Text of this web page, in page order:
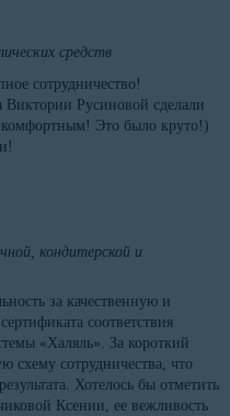
средств
сотрудничество!
Виктории Русиновой сделали
комфортным! Это было круто!)
кондитерской и
за качественную и
соответствия
«Халяль». За короткий
схему сотрудничества, что
Хотелось бы отметить
Ксении, ее вежливость